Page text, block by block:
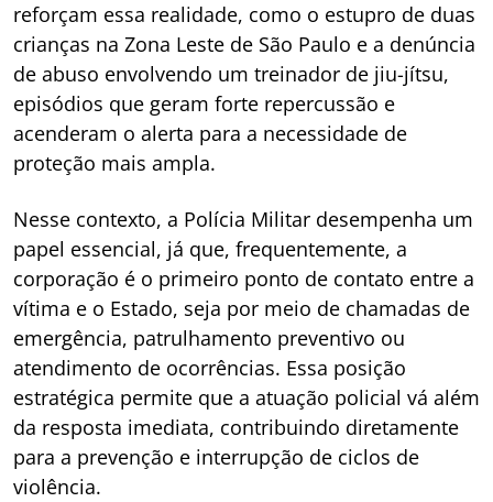
reforçam essa realidade, como o estupro de duas
crianças na Zona Leste de São Paulo e a denúncia
de abuso envolvendo um treinador de jiu-jítsu,
episódios que geram forte repercussão e
acenderam o alerta para a necessidade de
proteção mais ampla.
Nesse contexto, a Polícia Militar desempenha um
papel essencial, já que, frequentemente, a
corporação é o primeiro ponto de contato entre a
vítima e o Estado, seja por meio de chamadas de
emergência, patrulhamento preventivo ou
atendimento de ocorrências. Essa posição
estratégica permite que a atuação policial vá além
da resposta imediata, contribuindo diretamente
para a prevenção e interrupção de ciclos de
violência.